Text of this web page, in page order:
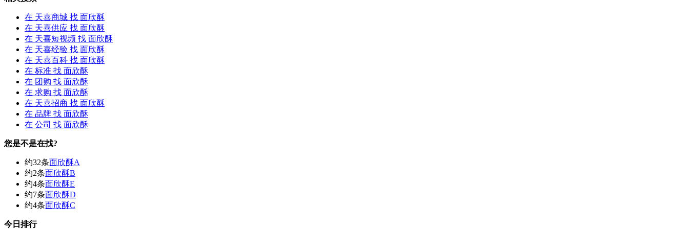
在 天喜商城 找 面欣酥
在 天喜供应 找 面欣酥
在 天喜短视频 找 面欣酥
在 天喜经验 找 面欣酥
在 天喜百科 找 面欣酥
在 标准 找 面欣酥
在 团购 找 面欣酥
在 求购 找 面欣酥
在 天喜招商 找 面欣酥
在 品牌 找 面欣酥
在 公司 找 面欣酥
您是不是在找?
约32条面欣酥A
约2条面欣酥B
约4条面欣酥E
约7条面欣酥D
约4条面欣酥C
今日排行